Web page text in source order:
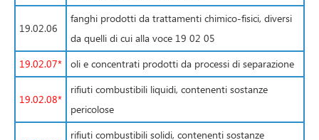
19.02.06
fanghi prodotti da trattamenti chimico-fisici, diversi
da quelli di cui alla voce 19 02 05
19.02.07*
oli e concentrati prodotti da processi di separazione
19.02.08*
rifiuti combustibili liquidi, contenenti sostanze
pericolose
rifiuti combustibili solidi, contenenti sostanze